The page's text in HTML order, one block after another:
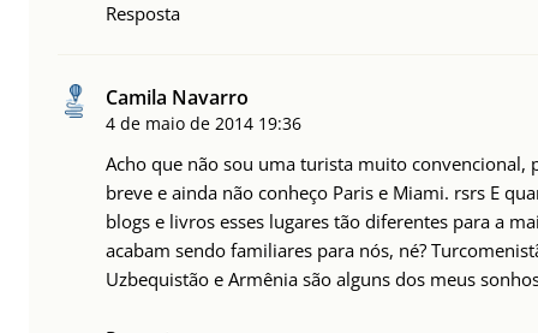
Resposta
Camila Navarro
4 de maio de 2014 19:36
Acho que não sou uma turista muito convencional,
breve e ainda não conheço Paris e Miami. rsrs E
blogs e livros esses lugares tão diferentes para a
acabam sendo familiares para nós, né?
Uzbequistão e Armênia são alguns dos meus